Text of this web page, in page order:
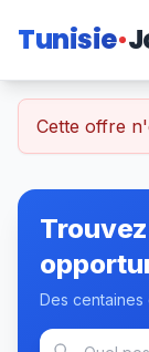
Tunisie
Cette offre
Des